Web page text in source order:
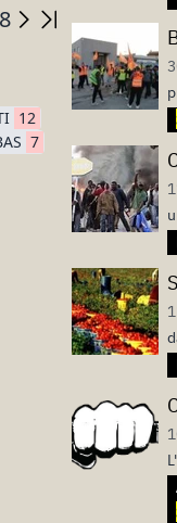
12
7